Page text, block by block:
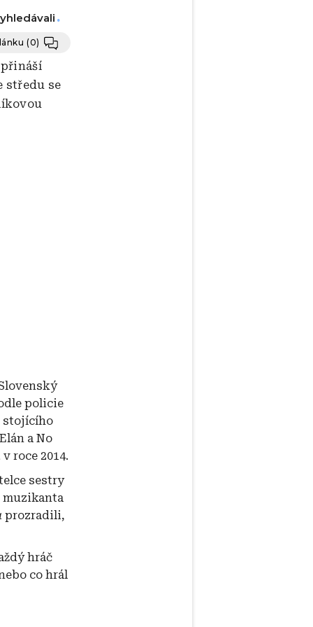
(0)
přináší
středu se
policie
stojícího
a No
v roce 2014.
sestry
muzikanta
prozradili,
hráč
co hrál